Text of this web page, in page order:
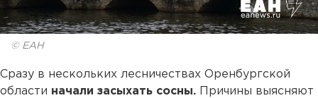
© ЕАН
Сразу в нескольких лесничествах Оренбургской
области начали засыхать сосны. Причины выясняют